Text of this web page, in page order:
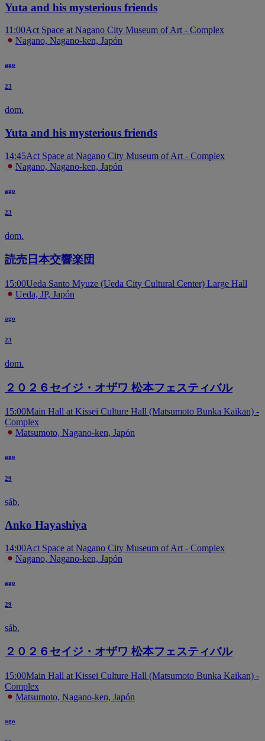
Yuta and his mysterious friends
11:00Act Space at Nagano City Museum of Art - Complex
Nagano, Nagano-ken, Japón
ago
23
dom.
Yuta and his mysterious friends
14:45Act Space at Nagano City Museum of Art - Complex
Nagano, Nagano-ken, Japón
ago
23
dom.
読売日本交響楽団
15:00Ueda Santo Myuze (Ueda City Cultural Center) Large Hall
Ueda, JP, Japón
ago
23
dom.
２０２６セイジ・オザワ 松本フェスティバル
15:00Main Hall at Kissei Culture Hall (Matsumoto Bunka Kaikan) -
Complex
Matsumoto, Nagano-ken, Japón
ago
29
sáb.
Anko Hayashiya
14:00Act Space at Nagano City Museum of Art - Complex
Nagano, Nagano-ken, Japón
ago
29
sáb.
２０２６セイジ・オザワ 松本フェスティバル
15:00Main Hall at Kissei Culture Hall (Matsumoto Bunka Kaikan) -
Complex
Matsumoto, Nagano-ken, Japón
ago